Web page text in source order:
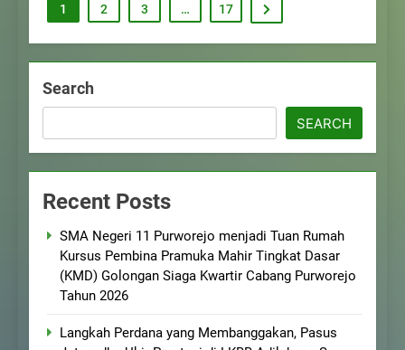
1 2 3 … 17
Search
SEARCH
Recent Posts
SMA Negeri 11 Purworejo menjadi Tuan Rumah
Kursus Pembina Pramuka Mahir Tingkat Dasar
(KMD) Golongan Siaga Kwartir Cabang Purworejo
Tahun 2026
Langkah Perdana yang Membanggakan, Pasus